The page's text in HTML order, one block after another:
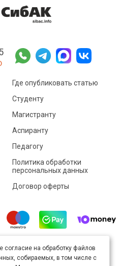
Где опубликовать статью
Студенту
Магистранту
Аспиранту
Педагогу
Политика обработки
персональных данных
Договор оферты
доступно полицензии Creative
(«Атрибуция») 4.0
согласие на обработку файлов
собираемых, в том числе с